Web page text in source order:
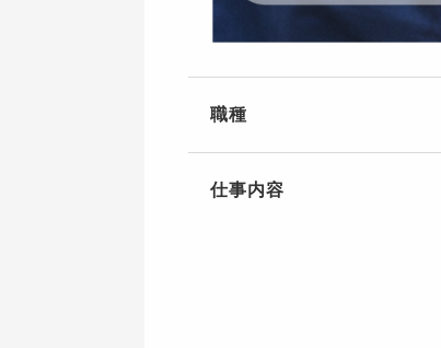
職種
仕事内容